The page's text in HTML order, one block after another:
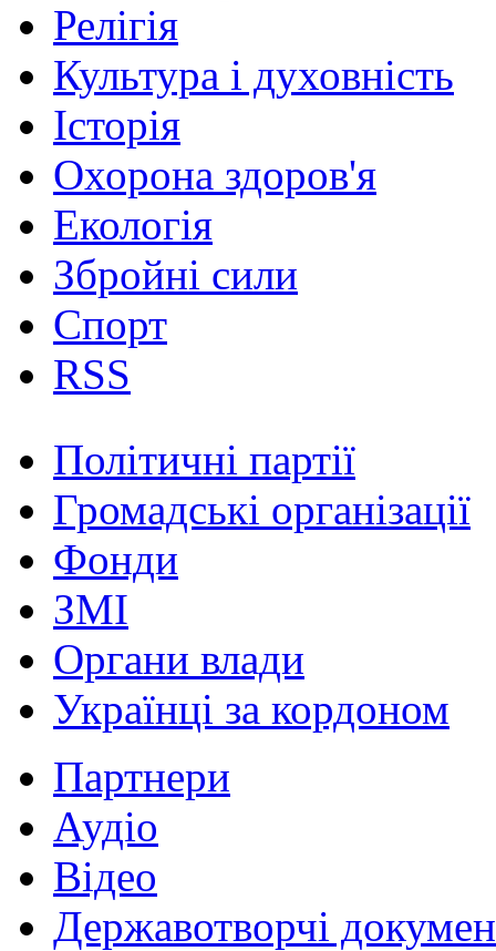
Релігія
Культура і духовність
Історія
Охорона здоров'я
Екологія
Збройні сили
Спорт
RSS
Політичні партії
Громадські організації
Фонди
ЗМІ
Органи влади
Українці за кордоном
Партнери
Аудіо
Відео
Державотворчі